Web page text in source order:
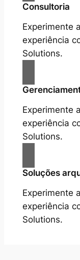
Consultoria
Experimente
experiência
Solutions.
Experimente
experiência
Solutions.
Soluções
Experimente
experiência
Solutions.